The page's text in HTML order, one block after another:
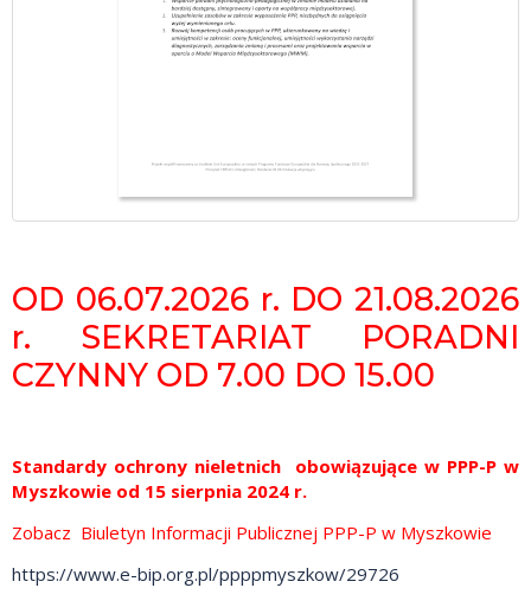
OD 06.07.2026 r. DO 21.08.2026
r. SEKRETARIAT PORADNI
CZYNNY OD 7.00 DO 15.00
Standardy ochrony nieletnich obowiązujące w PPP-P w
Myszkowie od 15 sierpnia 2024 r.
Zobacz Biuletyn Informacji Publicznej PPP-P w Myszkowie
https://www.e-bip.org.pl/ppppmyszkow/29726